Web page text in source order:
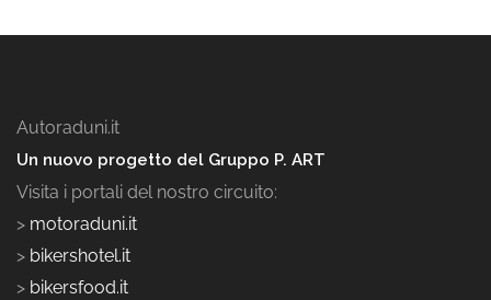
Autoraduni.it
Un nuovo progetto del Gruppo P. ART
Visita i portali del nostro circuito:
> motoraduni.it
> bikershotel.it
> bikersfood.it